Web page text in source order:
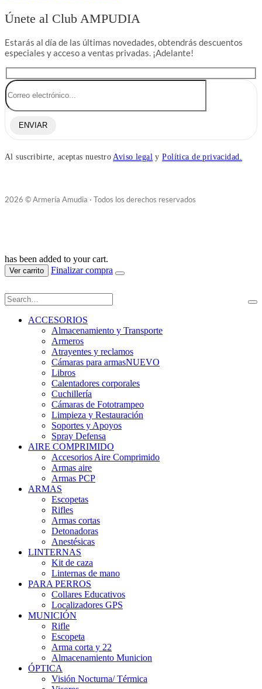
Únete al Club AMPUDIA
Estarás al día de las últimas novedades, obtendrás descuentos
especiales y acceso a ventas privadas. ¡Adelante!
ENVIAR
Al suscribirte, aceptas nuestro Aviso legal yPolítica de privacidad.
2026 © Armería Amudia · Todos los derechos reservados
has been added to your cart.
Ver carrito Finalizar compra
ACCESORIOS
Almacenamiento y Transporte
Armeros
Atrayentes y reclamos
Cámaras para armasNUEVO
Libros
Calentadores corporales
Cuchillería
Cámaras de Fototrampeo
Limpieza y Restauración
Soportes y Apoyos
Spray Defensa
AIRE COMPRIMIDO
Accesorios Aire Comprimido
Armas aire
Armas PCP
ARMAS
Escopetas
Rifles
Armas cortas
Detonadoras
Anestésicas
LINTERNAS
Kit de caza
Linternas de mano
PARA PERROS
Collares Educativos
Localizadores GPS
MUNICIÓN
Rifle
Escopeta
Arma corta y 22
Almacenamiento Municion
ÓPTICA
Visión Nocturna/ Térmica